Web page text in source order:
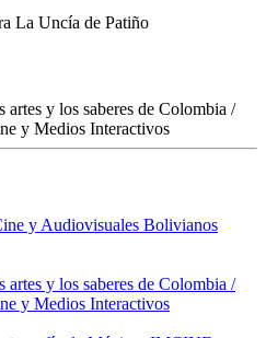
La Uncía de Patiño